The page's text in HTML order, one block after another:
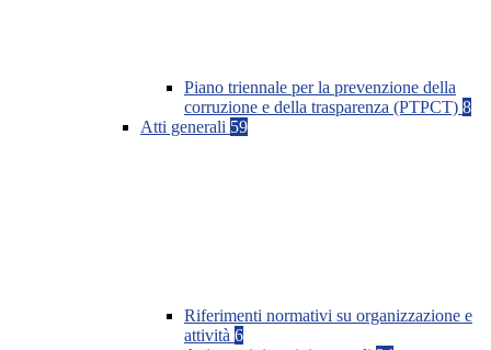
Piano triennale per la prevenzione della
corruzione e della trasparenza (PTPCT) 8
Atti generali 59
Riferimenti normativi su organizzazione e
attività 6